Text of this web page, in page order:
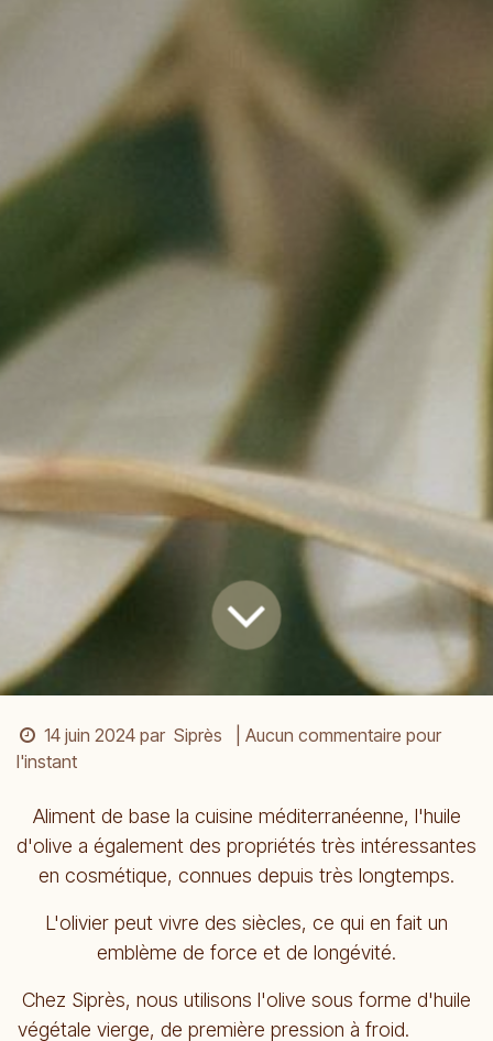
14 juin 2024 par Siprès
| Aucun commentaire pour
l'instant
Aliment de base la cuisine méditerranéenne, l'huile
d'olive a également des propriétés très intéressantes
en cosmétique, connues depuis très longtemps.
L'olivier peut vivre des siècles, ce qui en fait un
emblème de force et de longévité.
Chez Siprès, nous utilisons l'olive sous forme d'huile
végétale vierge, de première pression à froid.